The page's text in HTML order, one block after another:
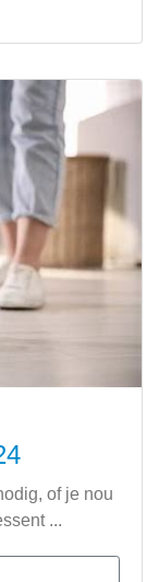
of je nou
...